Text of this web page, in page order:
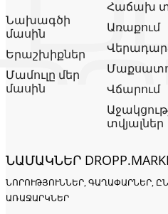
Նախագծի
մասին
Երաշխիքներ
Մամուլը մեր
մասին
Հաճախ
Առաքում
Վճարում
տվյալներ
ՆԱՄԱԿՆԵՐ
ՆՈՐՈՒԹՅՈՒՆՆԵՐ, ԳԱՂԱՓԱՐՆԵՐ,
ՌԱՋԱՐԿՆԵՐ